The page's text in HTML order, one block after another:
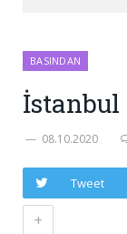
BASINDAN
İstanbul
08.10.2020
Tweet
+